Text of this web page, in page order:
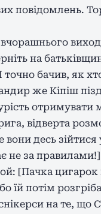
повідомлень.
на
бачив, як
же Кіпіш
отримувати
відверта
десь
не за правилами!]
[Пачка
їй потім
на те, що